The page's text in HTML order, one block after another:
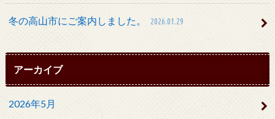
冬の高山市にご案内しました。 2026.01.29
アーカイブ
2026年5月